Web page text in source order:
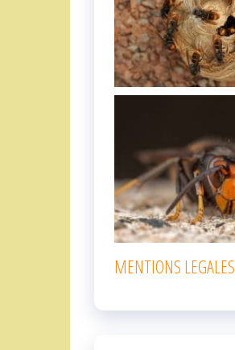
MENTIONS LEGALES